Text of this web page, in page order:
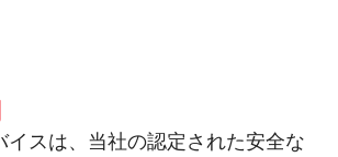
スは、 当社の認定された安全な